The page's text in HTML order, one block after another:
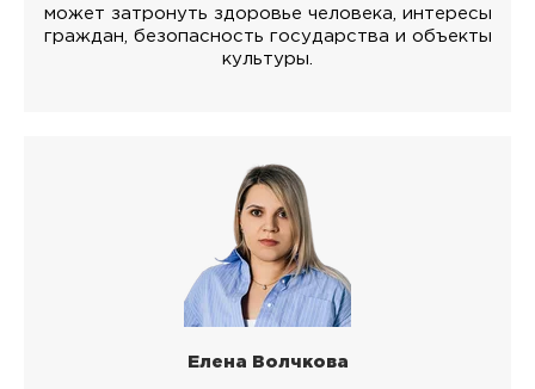
может затронуть здоровье человека, интересы
граждан, безопасность государства и объекты
культуры.
Елена Волчкова